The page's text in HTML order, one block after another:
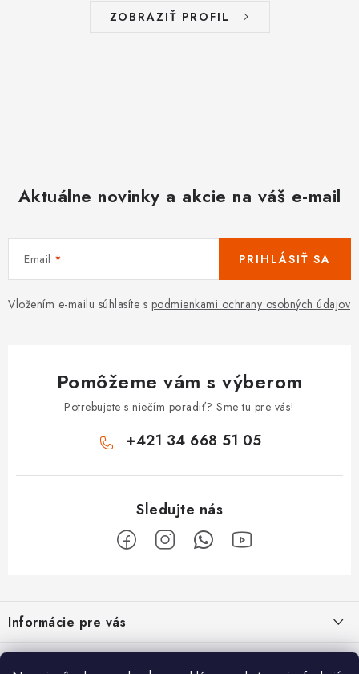
ZOBRAZIŤ PROFIL
Aktuálne novinky a akcie na váš e-mail
Email
Vložením e-mailu súhlasíte s podmienkami ochrany osobných údajov
PRIHLÁSIŤ SA
Pomôžeme vám s výberom
Potrebujete s niečím poradiť? Sme tu pre vás!
+421 34 668 51 05
p
ä
Informácie pre vás
Obchodné podmienky